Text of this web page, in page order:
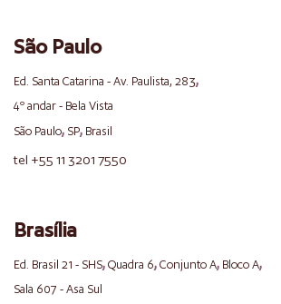
São Paulo
Ed. Santa Catarina - Av. Paulista, 283,
4º andar - Bela Vista
São Paulo, SP, Brasil
tel +55 11 3201 7550
Brasília
Ed. Brasil 21 - SHS, Quadra 6, Conjunto A, Bloco A,
Sala 607 - Asa Sul